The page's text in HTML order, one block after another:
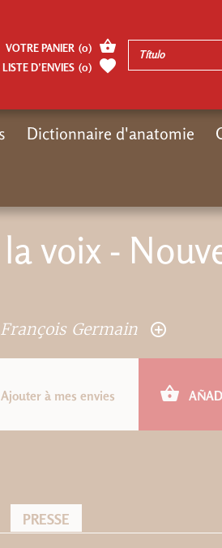
voix -
François Germain
Ajouter à mes envies
PRESSE
VOTRE PANIER (0)
D’ENVIES (0)
Dictionnaire d'anatomie